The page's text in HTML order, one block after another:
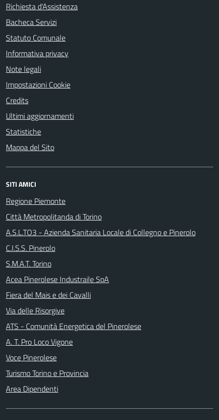
Richiesta d'Assistenza
Bacheca Servizi
Statuto Comunale
Informativa privacy
Note legali
Impostazioni Cookie
Credits
Ultimi aggiornamenti
Statistiche
Mappa del Sito
SITI AMICI
Regione Piemonte
Città Metropolitanda di Torino
A.S.L.TO3 - Azienda Sanitaria Locale di Collegno e Pinerolo
C.I.S.S. Pinerolo
S.M.A.T. Torino
Acea Pinerolese Industraile SpA
Fiera del Mais e dei Cavalli
Via delle Risorgive
ATS - Comunità Energetica del Pinerolese
A. T. Pro Loco Vigone
Voce Pinerolese
Turismo Torino e Provincia
Area Dipendenti